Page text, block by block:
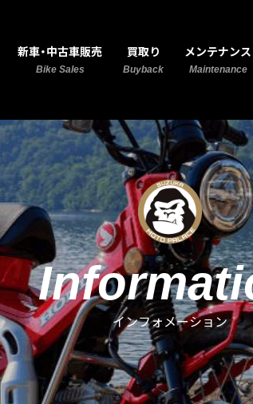
新車・中古車販売
Bike Sales
買取り
Buyback
メンテナンス
Maintenance
インフォメーション